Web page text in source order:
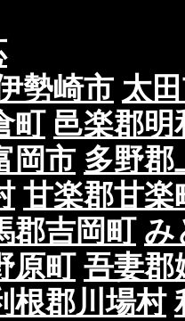
勢崎市 太
町 邑楽郡明
岡市 多野郡
甘楽郡甘楽
郡吉岡町 み
原町 吾妻郡
根郡川場村